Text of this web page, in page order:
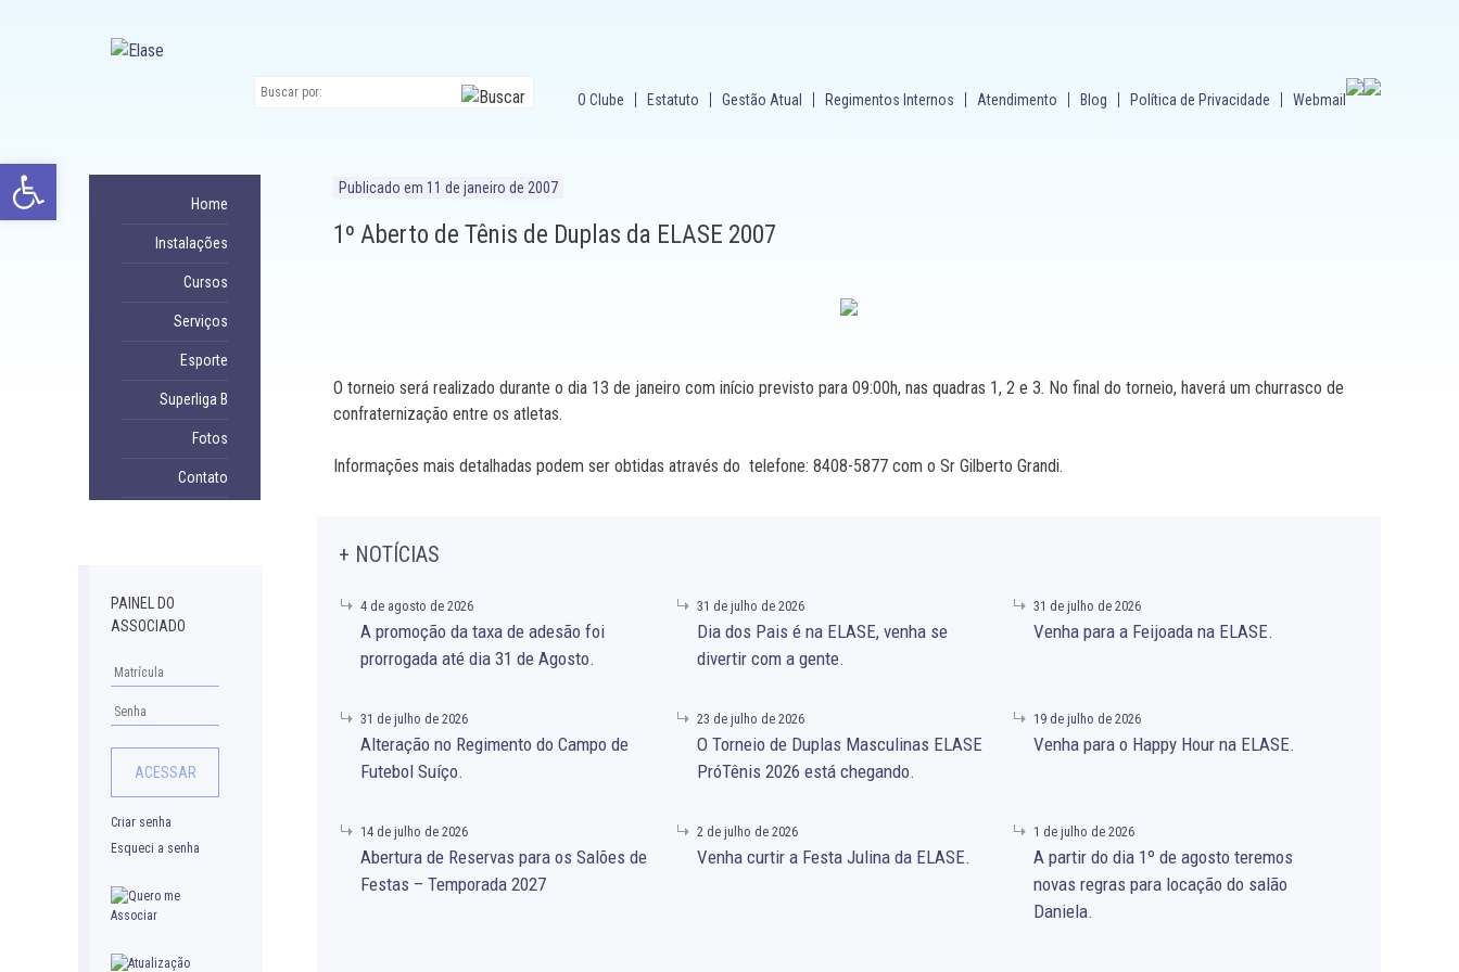
O Clube Estatuto Gestão Atual Regimentos Internos Atendimento Blog Política de Privacidade Webmail
Publicado em 11 de janeiro de 2007
1º Aberto de Tênis de Duplas da ELASE 2007
O torneio será realizado durante o dia 13 de janeiro com início previsto para 09:00h, nas quadras 1, 2 e 3. No final do torneio, haverá um churrasco de
confraternização entre os atletas.
Informações mais detalhadas podem ser obtidas através do telefone: 8408-5877 com o Sr Gilberto Grandi.
+ NOTÍCIAS
4 de agosto de 2026
A promoção da taxa de adesão foi
prorrogada até dia 31 de Agosto.
31 de julho de 2026
Dia dos Pais é na ELASE, venha se
divertir com a gente.
31 de julho de 2026
Venha para a Feijoada na ELASE.
31 de julho de 2026
Alteração no Regimento do Campo de
Futebol Suíço.
23 de julho de 2026
O Torneio de Duplas Masculinas ELASE
PróTênis 2026 está chegando.
19 de julho de 2026
Venha para o Happy Hour na ELASE.
14 de julho de 2026
Abertura de Reservas para os Salões de
Festas – Temporada 2027
2 de julho de 2026
Venha curtir a Festa Julina da ELASE.
1 de julho de 2026
A partir do dia 1º de agosto teremos
novas regras para locação do salão
Daniela.
Home
Instalações
Cursos
Serviços
Esporte
Superliga B
Fotos
Contato
PAINEL DO
ASSOCIADO
Criar senha
Esqueci a senha
Abrir a barra de ferramentas